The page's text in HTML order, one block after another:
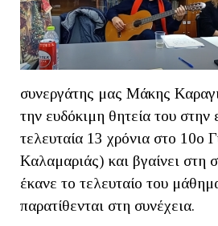
συνεργάτης μας Μάκης
την ευδόκιμη θητεία του στην
τελευταία 13 χρόνια στο 10ο
Καλαμαριάς) και βγαίνει στη
έκανε το τελευταίο του
παρατίθενται στη συνέχεια.